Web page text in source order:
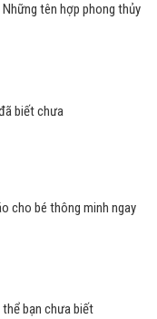
tên hợp phong thủy
biết chưa
cho bé thông minh ngay
bạn chưa biết